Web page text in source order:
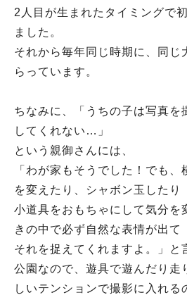
2人目が生まれたタイミングで
ました。
それから毎年同じ時期に、同じ
らっています。
ちなみに、「うちの子は写真を
してくれない…」
という親御さんには、
「わが家もそうでした！でも
を変えたり、シャボン玉したり
小道具をおもちゃにして気分を
きの中で必ず自然な表情が出て
それを捉えてくれますよ。」と
公園なので、遊具で遊んだり走
しいテンションで撮影に入れる